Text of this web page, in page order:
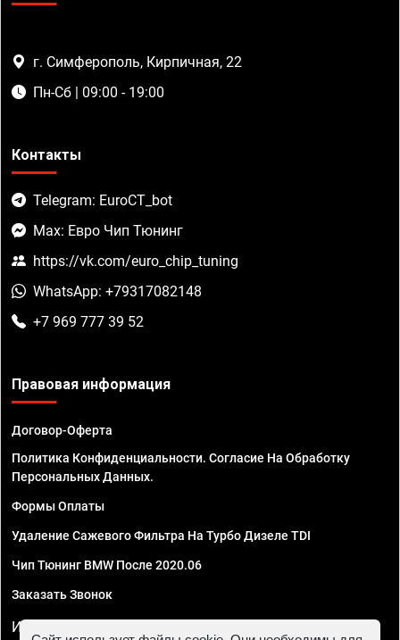
г. Симферополь, Кирпичная, 22
Пн-Сб | 09:00 - 19:00
Контакты
Telegram: EuroCT_bot
Max: Евро Чип Тюнинг
https://vk.com/euro_chip_tuning
WhatsApp: +79317082148
+7 969 777 39 52
Правовая информация
Договор-Оферта
Политика Конфиденциальности. Согласие На Обработку
Персональных Данных.
Формы Оплаты
Удаление Сажевого Фильтра На Турбо Дизеле TDI
Чип Тюнинг BMW После 2020.06
Заказать Звонок
ИП Смирнов Георгий Павлович. ИНН 781302555843,